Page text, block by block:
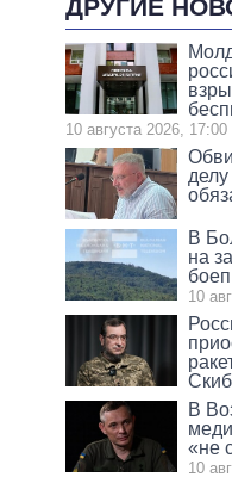
ДРУГИЕ
10 августа 2026, 17:00
В
на
10
В
«не
10